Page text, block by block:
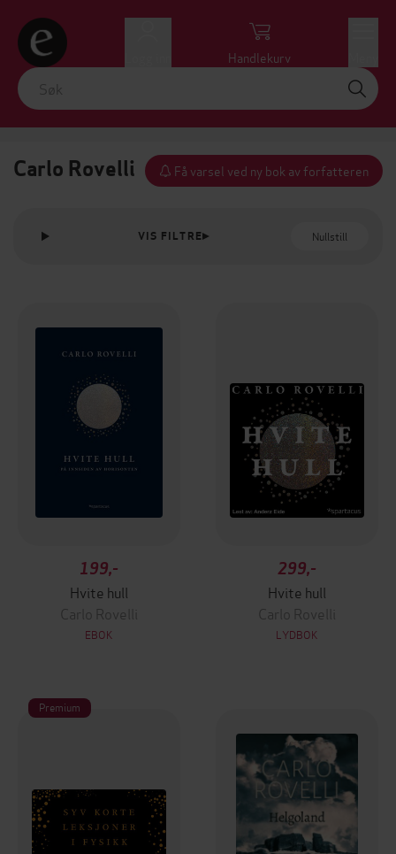
Handlekurv
Carlo Rovelli Få varsel ved ny bok av forfatteren
VIS FILTRE Nullstill
199,-
Hvite hull
Carlo Rovelli
EBOK
299,-
Hvite hull
Carlo Rovelli
LYDBOK
Premium